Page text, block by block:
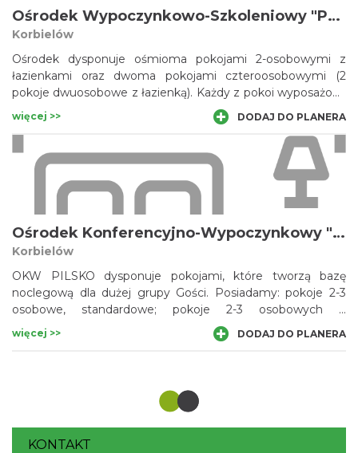
Ośrodek Wypoczynkowo-Szkoleniowy "Potok"
Korbielów
Ośrodek dysponuje ośmioma pokojami 2-osobowymi z
łazienkami oraz dwoma pokojami czteroosobowymi (2
pokoje dwuosobowe z łazienką). Każdy z pokoi wyposażony
jest w nowe i wyjątkowo wygodne łóżka, szafę, telewizor
oraz balkon. W łazienkach oprócz toalety, umywalki znajdą
Państwo również wygodne kabiny prysznicowe. Do
dyspozycji naszych szanownych gości pozostaje
ogólnodostępna kuchnia wraz z naczyniami, sala
szkoleniowa oraz sala kominkowa.
więcej >> DODAJ DO PLANERA
Ośrodek Konferencyjno-Wypoczynkowy "Pilsko"
Korbielów
OKW PILSKO dysponuje pokojami, które tworzą bazę
noclegową dla dużej grupy Gości. Posiadamy: pokoje 2-3
osobowe, standardowe; pokoje 2-3 osobowych o
podwyższonym standardzie; pokoje wieloosobowe (4 - 6
osób); studia dwupokojowe.
więcej >> DODAJ DO PLANERA
KONTAKT